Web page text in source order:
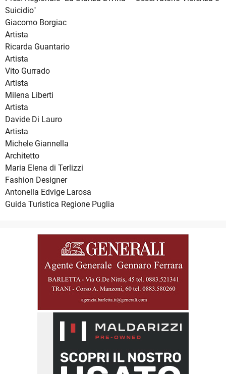
Suicidio"
Giacomo Borgiac
Artista
Ricarda Guantario
Artista
Vito Gurrado
Artista
Milena Liberti
Artista
Davide Di Lauro
Artista
Michele Giannella
Architetto
Maria Elena di Terlizzi
Fashion Designer
Antonella Edvige Larosa
Guida Turistica Regione Puglia